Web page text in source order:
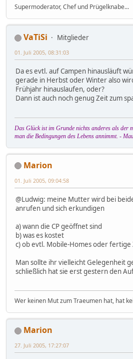
Supermoderator, Chef und Prügelknabe...
VaTiSi
Mitglieder
01. Juli 2005, 08:31:03
Da es evtl. auf Campen hinausläuft
gerade in Herbst oder Winter also
Frühjahr hinauslaufen, oder?
Dann ist auch noch genug Zeit zum
Das Glück ist im Grunde nichts anderes als der
man die Bedingungen des Lebens annimmt. -
Marion
01. Juli 2005, 09:04:58
@Ludwig: meine Mutter wird bei
anrufen und sich erkundigen
a) wann die CP geöffnet sind
b) was es kostet
c) ob evtl. Mobile-Homes oder fertige
Man sollte ihr vielleicht Gelegenheit
schließlich hat sie erst gestern den
Wer keinen Mut zum Traeumen hat, hat
Marion
27. Juli 2005, 17:27:07